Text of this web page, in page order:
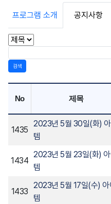
프로그램 소개 공지사항
검색
No 제목
1435
2023년 5월 30일(화) 아
템
1434
2023년 5월 23일(화) 아
템
1433
2023년 5월 17일(수) 아
템